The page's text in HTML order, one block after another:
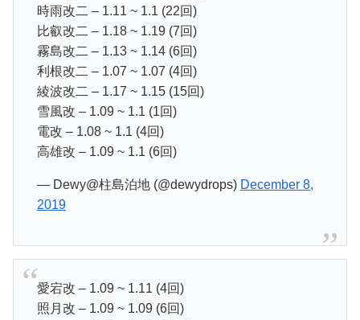
時雨改二 – 1.11 ~ 1.1 (22回)
比叡改二 – 1.18 ~ 1.19 (7回)
霧島改二 – 1.13 ~ 1.14 (6回)
利根改二 – 1.07 ~ 1.07 (4回)
綾波改二 – 1.17 ~ 1.15 (15回)
雪風改 – 1.09 ~ 1.1 (1回)
電改 – 1.08 ~ 1.1 (4回)
高雄改 – 1.09 ~ 1.1 (6回)
— Dewy@柱島泊地 (@dewydrops) December 8,
2019
愛宕改 – 1.09 ~ 1.11 (4回)
照月改 – 1.09 ~ 1.09 (6回)